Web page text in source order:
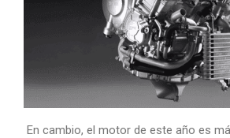
En cambio, el motor de este año es